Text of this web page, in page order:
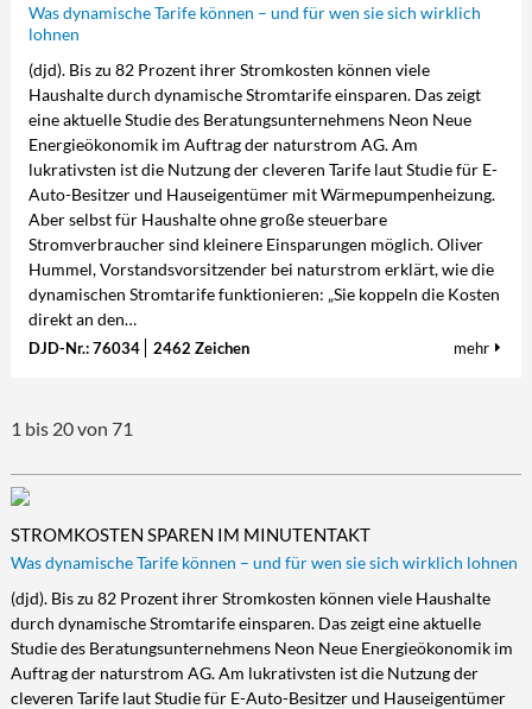
Was dynamische Tarife können – und für wen sie sich wirklich
lohnen
(djd). Bis zu 82 Prozent ihrer Stromkosten können viele
Haushalte durch dynamische Stromtarife einsparen. Das zeigt
eine aktuelle Studie des Beratungsunternehmens Neon Neue
Energieökonomik im Auftrag der naturstrom AG. Am
lukrativsten ist die Nutzung der cleveren Tarife laut Studie für E-
Auto-Besitzer und Hauseigentümer mit Wärmepumpenheizung.
Aber selbst für Haushalte ohne große steuerbare
Stromverbraucher sind kleinere Einsparungen möglich. Oliver
Hummel, Vorstandsvorsitzender bei naturstrom erklärt, wie die
dynamischen Stromtarife funktionieren: „Sie koppeln die Kosten
direkt an den…
DJD-Nr.: 76034 2462 Zeichen mehr
1 bis 20 von 71
STROMKOSTEN SPAREN IM MINUTENTAKT
Was dynamische Tarife können – und für wen sie sich wirklich lohnen
(djd). Bis zu 82 Prozent ihrer Stromkosten können viele Haushalte
durch dynamische Stromtarife einsparen. Das zeigt eine aktuelle
Studie des Beratungsunternehmens Neon Neue Energieökonomik im
Auftrag der naturstrom AG. Am lukrativsten ist die Nutzung der
cleveren Tarife laut Studie für E-Auto-Besitzer und Hauseigentümer